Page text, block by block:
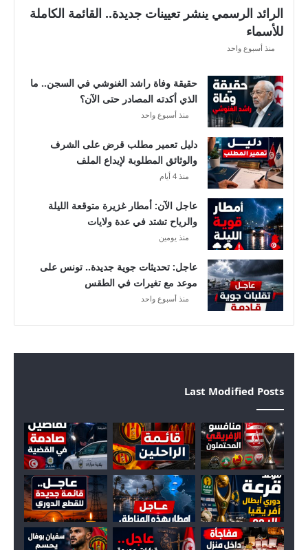
ي
ق
ر
ع
ة
د
و
ر
ي
أ
ب
ط
ا
ل
إ
ف
ر
ي
ي
الرائد الرسمي ينشر تعيينات جديدة.. القائمة الكاملة
للأسماء
منذ أسبوع واحد
حقيقة وفاة راشد الغنوشي في السجن.. ما
الذي أكدته المصادر حتى الآن؟
منذ أسبوع واحد
دليل تعمير مطلب قرض على الشرف
والوثائق المطلوبة لإيداع الملف
منذ 4 أيام
عاجل الآن: أمطار غزيرة متوقعة الليلة
والرياح تشتد في عدة ولايات
منذ يومين
عاجل: تحديثات جوية جديدة.. تونس على
موعد مع تغيرات في الطقس
منذ أسبوع واحد
Last Modified Posts